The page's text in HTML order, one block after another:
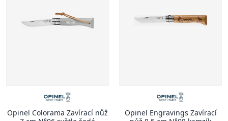
Opinel Colorama Zavírací nůž
Opinel Engravings Zavírací